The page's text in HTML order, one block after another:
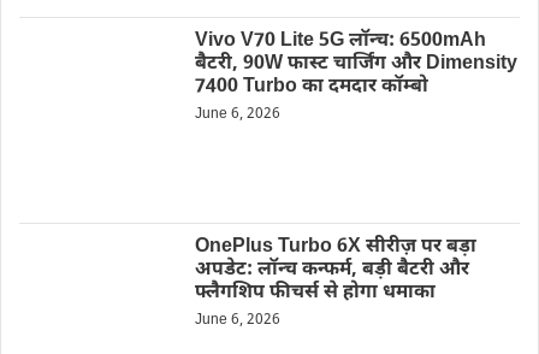
Vivo V70 Lite 5G लॉन्च: 6500mAh
बैटरी, 90W फास्ट चार्जिंग और Dimensity
7400 Turbo का दमदार कॉम्बो
June 6, 2026
OnePlus Turbo 6X सीरीज़ पर बड़ा
अपडेट: लॉन्च कन्फर्म, बड़ी बैटरी और
फ्लैगशिप फीचर्स से होगा धमाका
June 6, 2026